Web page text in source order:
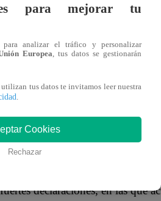
declaraciones, en las que
para mejorar tu
analizar el tráfico y personalizar
Europea , tus datos se gestionarán
utilizan tus datos te invitamos leer nuestra
Cookies
Rechazar